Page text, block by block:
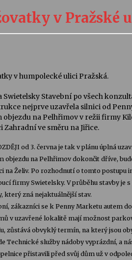
Stávám se kapkou
30. 7. 2026
Vysočinka
17. 7. 2026
Klášteře Želiv
3. 7. 2026
v Pražské
v humpolecké ulici Pražská.
Stavební po všech
nejprve uzavřela silnici od
na Pelhřimov v režii firmy
Zahradní ve směru na Jiřice.
od 3. června je tak v plánu úplná
na Pelhřimov dokončit dříve,
na Želiv. Po rozhodnutí o tomto postupu
firmy Swietelsky. V průběhu stavby je
zná nejaktuálnější stav.
zákazníci se k Penny Marketu autem
v uzavřené lokalitě mají možnost
zůstává obvyklý termín, na který jsou
služby nádoby vyprázdní, a
přistavili před svůj dům už v